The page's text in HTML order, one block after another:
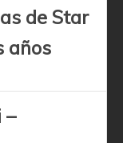
de Star
años
–